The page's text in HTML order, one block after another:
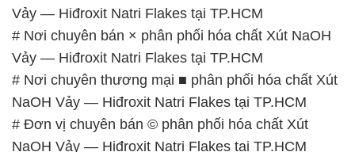
Vảy — Hiđroxit Natri Flakes tại TP.HCM
# Nơi chuyên bán × phân phối hóa chất Xút NaOH
Vảy — Hiđroxit Natri Flakes tại TP.HCM
# Nơi chuyên thương mại ■ phân phối hóa chất Xút
NaOH Vảy — Hiđroxit Natri Flakes tại TP.HCM
# Đơn vị chuyên bán © phân phối hóa chất Xút
NaOH Vảy — Hiđroxit Natri Flakes tại TP.HCM